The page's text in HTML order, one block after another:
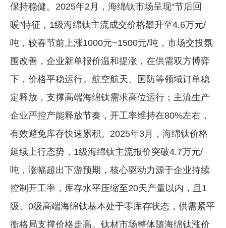
保持稳健。2025年2月，海绵钛市场呈现“节后回
暖”特征，1级海绵钛主流成交价格攀升至4.6万元/
吨，较春节前上涨1000元~1500元/吨，市场交投氛
围改善，企业新单报价温和提涨，在供需双方博弈
下，价格平稳运行。航空航天、国防等领域订单稳
定释放，支撑高端海绵钛需求高位运行；主流生产
企业严控产能释放节奏，开工率维持在80%左右，
有效避免库存快速累积。2025年3月，海绵钛价格
延续上行态势，1级海绵钛主流报价突破4.7万元/
吨，涨幅超出下游预期，核心驱动力源于企业持续
控制开工率，库存水平压缩至20天产量以内，且1
级、0级高端海绵钛基本处于零库存状态，供需紧平
衡格局支撑价格走高。钛材市场整体随海绵钛涨价